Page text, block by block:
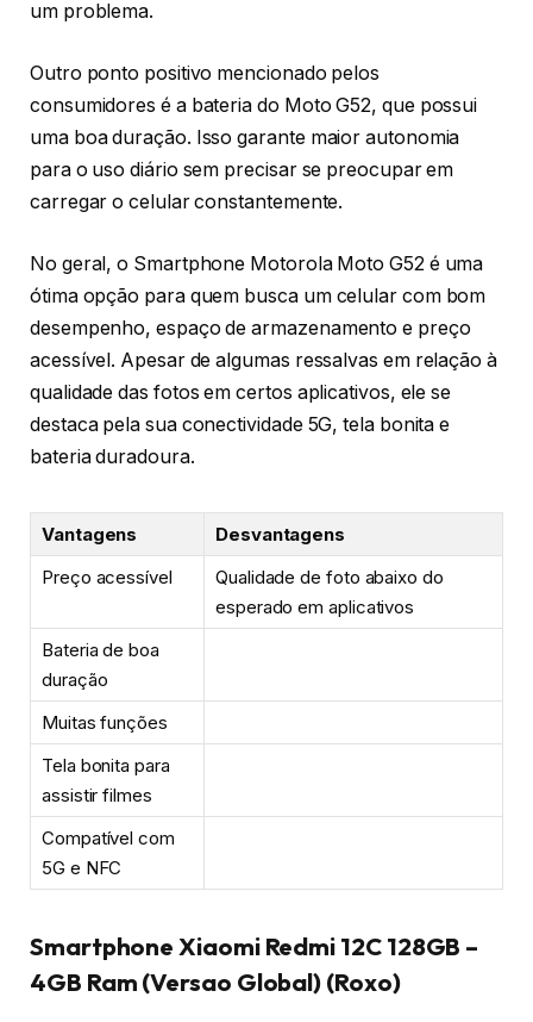
um problema.
Outro ponto positivo mencionado pelos
consumidores é a bateria do Moto G52, que possui
uma boa duração. Isso garante maior autonomia
para o uso diário sem precisar se preocupar em
carregar o celular constantemente.
No geral, o Smartphone Motorola Moto G52 é uma
ótima opção para quem busca um celular com bom
desempenho, espaço de armazenamento e preço
acessível. Apesar de algumas ressalvas em relação à
qualidade das fotos em certos aplicativos, ele se
destaca pela sua conectividade 5G, tela bonita e
bateria duradoura.
Vantagens
Desvantagens
Preço acessível
Qualidade de foto abaixo do
esperado em aplicativos
Bateria de boa
duração
Muitas funções
Tela bonita para
assistir filmes
Compatível com
5G e NFC
Smartphone Xiaomi Redmi 12C 128GB –
4GB Ram (Versao Global) (Roxo)